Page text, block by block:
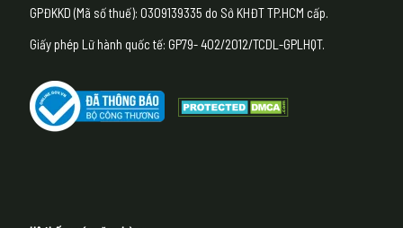
GPĐKKD (Mã số thuế): 0309139335 do Sở KHĐT TP.HCM cấp.
Giấy phép Lữ hành quốc tế: GP79- 402/2012/TCDL-GPLHQT.